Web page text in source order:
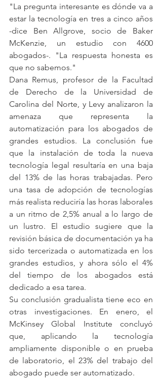
"La pregunta interesante es dónde va a
estar la tecnología en tres a cinco años
-dice Ben Allgrove, socio de Baker
McKenzie, un estudio con 4600
abogados-. "La respuesta honesta es
que no sabemos."
Dana Remus, profesor de la Facultad
de Derecho de la Universidad de
Carolina del Norte, y Levy analizaron la
amenaza que representa la
automatización para los abogados de
grandes estudios. La conclusión fue
que la instalación de toda la nueva
tecnología legal resultaría en una baja
del 13% de las horas trabajadas. Pero
una tasa de adopción de tecnologías
más realista reduciría las horas laborales
a un ritmo de 2,5% anual a lo largo de
un lustro. El estudio sugiere que la
revisión básica de documentación ya ha
sido tercerizada o automatizada en los
grandes estudios, y ahora sólo el 4%
del tiempo de los abogados está
dedicado a esa tarea.
Su conclusión gradualista tiene eco en
otras investigaciones. En enero, el
McKinsey Global Institute concluyó
que, aplicando la tecnología
ampliamente disponible o en prueba
de laboratorio, el 23% del trabajo del
abogado puede ser automatizado.